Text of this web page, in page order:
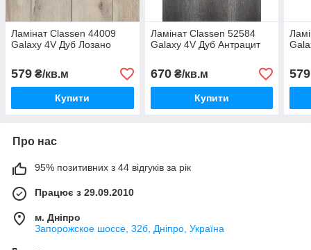
Ламінат Classen 44009
Galaxy 4V Дуб Лозано
579 ₴/кв.м
Купити
Ламінат Classen 52584
Galaxy 4V Дуб Антрацит
670₴/кв.м
Купити
579
Про нас
95% позитивних з 44 відгуків за рік
Працює з 29.09.2010
м. Дніпро
Запорожское шоссе, 32б, Дніпро, Україна